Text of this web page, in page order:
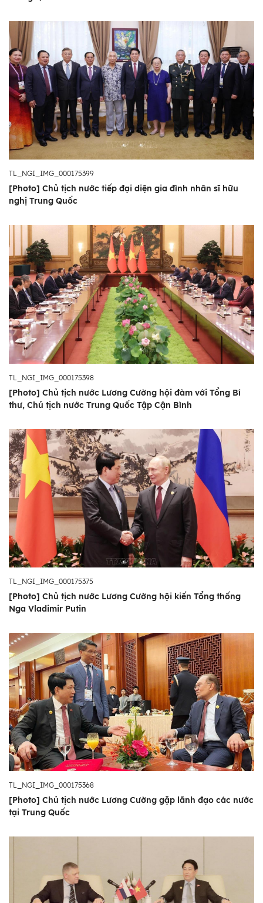
TL_NGI_IMG_000175399
[Photo] Chủ tịch nước tiếp đại diện gia đình nhân sĩ hữu
nghị Trung Quốc
TL_NGI_IMG_000175398
[Photo] Chủ tịch nước Lương Cường hội đàm với Tổng Bí
thư, Chủ tịch nước Trung Quốc Tập Cận Bình
TL_NGI_IMG_000175375
[Photo] Chủ tịch nước Lương Cường hội kiến Tổng thống
Nga Vladimir Putin
TL_NGI_IMG_000175368
[Photo] Chủ tịch nước Lương Cường gặp lãnh đạo các nước
tại Trung Quốc